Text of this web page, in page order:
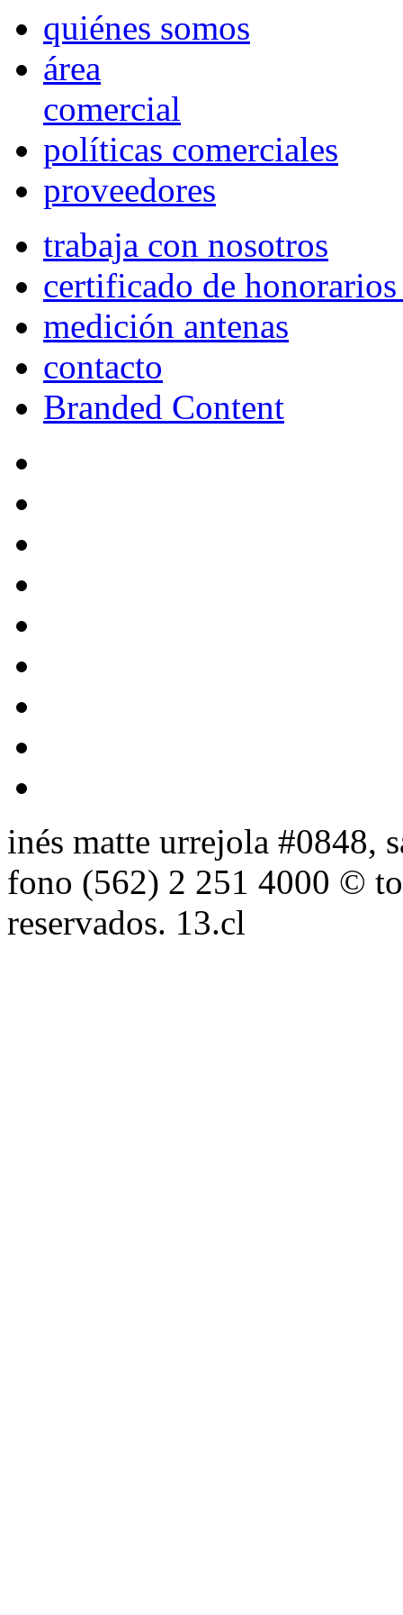
quiénes somos
área
comercial
políticas comerciales
proveedores
trabaja con nosotros
certificado de
medición antenas
contacto
Branded Content
inés matte urrejola #0848,
fono (562) 2 251 4000 ©
reservados. 13.cl